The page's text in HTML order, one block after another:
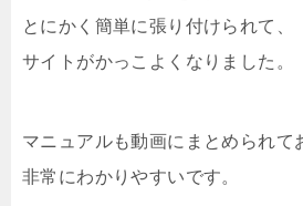
とにかく簡単に張り付けられて、
サイトがかっこよくなりました。
マニュアルも動画にまとめられて
非常にわかりやすいです。